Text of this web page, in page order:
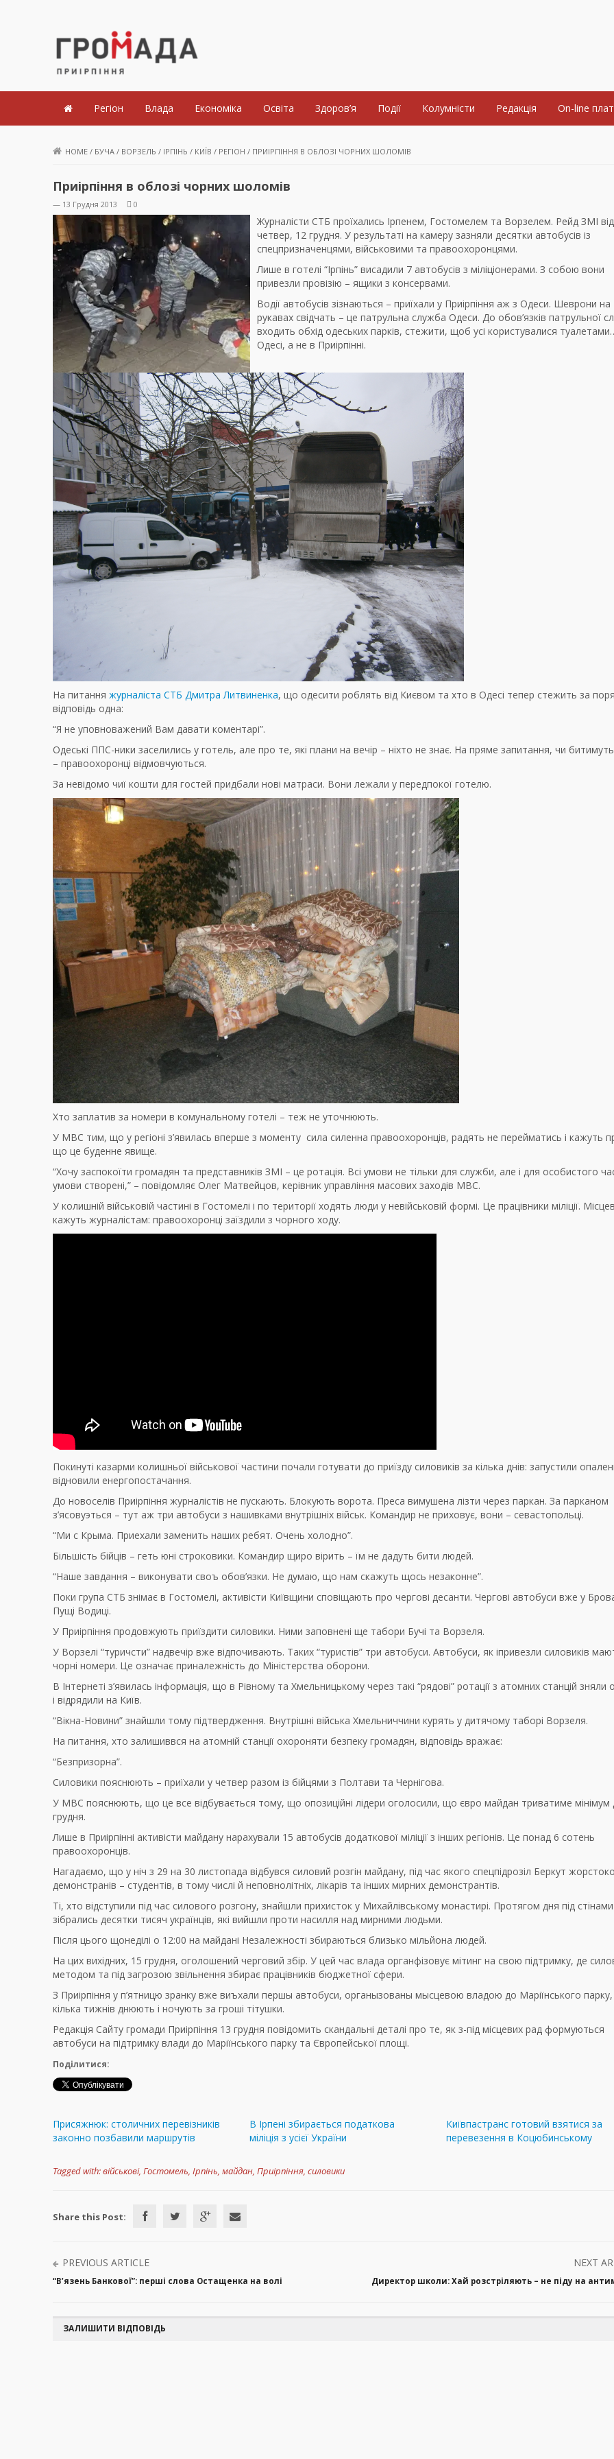
Громада Приірпіння
Регіон Влада Економіка Освіта Здоров’я Події Колумністи Редакція On-line
HOME / БУЧА / ВОРЗЕЛЬ / ІРПІНЬ / КИЇВ / РЕГІОН / ПРИІРПІННЯ В ОБЛОЗІ ЧОРНИХ ШОЛОМІВ
Приірпіння в облозі чорних шоломів
— 13 Грудня 2013 0
Журналісти СТБ проїхались Ірпенем, Гостомелем та Ворзелем. Рейд ЗМІ
четвер, 12 грудня. У результаті на камеру зазняли десятки автобусів із
спецпризначенцями, військовими та правоохоронцями.
Лише в готелі “Ірпінь” висадили 7 автобусів з міліціонерами. З собою вони
привезли провізію – ящики з консервами.
Водії автобусів зізнаються – приїхали у Приірпіння аж з Одеси. Шеврони на
рукавах свідчать – це патрульна служба Одеси. До обов’язків патрульної
входить обхід одеських парків, стежити, щоб усі користувалися
Одесі, а не в Приірпінні.
На питання журналіста СТБ Дмитра Литвиненка, що одесити роблять від Києвом та хто в Одесі тепер стежить за
відповідь одна:
“Я не уповноважений Вам давати коментарі”.
Одеські ППС-ники заселились у готель, але про те, які плани на вечір – ніхто не знає. На пряме запитання, чи
– правоохоронці відмовчуються.
За невідомо чиї кошти для гостей придбали нові матраси. Вони лежали у передпокої готелю.
Хто заплатив за номери в комунальному готелі – теж не уточнюють.
У МВС тим, що у регіоні з’явилась вперше з моменту сила силенна правоохоронців, радять не перейматись і кажуть
що це буденне явище.
“Хочу заспокоїти громадян та представників ЗМІ – це ротація. Всі умови не тільки для служби, але і для особистого
умови створені,” – повідомляє Олег Матвейцов, керівник управління масових заходів МВС.
У колишній військовій частині в Гостомелі і по території ходять люди у невійськовій формі. Це працівники міліції.
кажуть журналістам: правоохоронці заїздили з чорного ходу.
Покинуті казарми колишньої військової частини почали готувати до приїзду силовиків за кілька днів: запустили
відновили енергопостачання.
До новоселів Приірпіння журналістів не пускають. Блокують ворота. Преса вимушена лізти через паркан. За парканом
з’ясовуэться – тут аж три автобуси з нашивками внутрішніх військ. Командир не приховує, вони – севастопольці.
“Ми с Крыма. Приехали заменить наших ребят. Очень холодно”.
Більшість бійців – геть юні строковики. Командир щиро вірить – їм не дадуть бити людей.
“Наше завдання – виконувати своъ обов’язки. Не думаю, що нам скажуть щось незаконне”.
Поки група СТБ знімає в Гостомелі, активісти Київщини сповіщають про чергові десанти. Чергові автобуси вже у
Пущі Водиці.
У Приірпіння продовжують приїздити силовики. Ними заповнені ще табори Бучі та Ворзеля.
У Ворзелі “туричсти” надвечір вже відпочивають. Таких “туристів” три автобуси. Автобуси, як іпривезли силовиків
чорні номери. Це означає приналежність до Міністерства оборони.
В Інтернеті з’явилась інформація, що в Рівному та Хмельницькому через такі “рядові” ротації з атомних станцій зняли
і відрядили на Київ.
“Вікна-Новини” знайшли тому підтвердження. Внутрішні війська Хмельниччини курять у дитячому таборі Ворзеля.
На питання, хто залишиввся на атомній станції охороняти безпеку громадян, відповідь вражає:
“Безпризорна”.
Силовики пояснюють – приїхали у четвер разом із бійцями з Полтави та Чернігова.
У МВС пояснюють, що це все відбувається тому, що опозиційні лідери оголосили, що євро майдан триватиме мінімум
грудня.
Лише в Приірпінні активісти майдану нарахували 15 автобусів додаткової міліції з інших регіонів. Це понад 6 сотень
правоохоронців.
Нагадаємо, що у ніч з 29 на 30 листопада відбувся силовий розгін майдану, під час якого спецпідрозіл Беркут
демонстранів – студентів, в тому числі й неповнолітніх, лікарів та інших мирних демонстрантів.
Ті, хто відступили під час силового розгону, знайшли прихисток у Михайлівському монастирі. Протягом дня під
зібрались десятки тисяч українців, які вийшли проти насилля над мирними людьми.
Після цього щонеділі о 12:00 на майдані Незалежності збираються близько мільйона людей.
На цих вихідних, 15 грудня, оголошений черговий збір. У цей час влада органфізовує мітинг на свою підтримку, де
методом та під загрозою звільнення збирає працівників бюджетної сфери.
З Приірпіння у п’ятницю зранку вже виъхали першы автобуси, органызованы мысцевою владою до Маріїнського парку,
кілька тижнів днюють і ночують за гроші тітушки.
Редакція Сайту громади Приірпіння 13 грудня повідомить скандальні деталі про те, як з-під місцевих рад формуються
автобуси на підтримку влади до Маріїнського парку та Європейської площі.
Поділитися:
Присяжнюк: столичних перевізників
законно позбавили маршрутів
В Ірпені збирається податкова
міліція з усієї України
Київпастранс готовий взятися за
перевезення в Коцюбинському
Tagged with:військові, Гостомель, Ірпінь, майдан, Приірпіння, силовики
Share this Post:
PREVIOUS ARTICLE
“В’язень Банкової”: перші слова Остащенка на волі
NEXT
Директор школи: Хай розстріляють – не піду на
ЗАЛИШИТИ ВІДПОВІДЬ